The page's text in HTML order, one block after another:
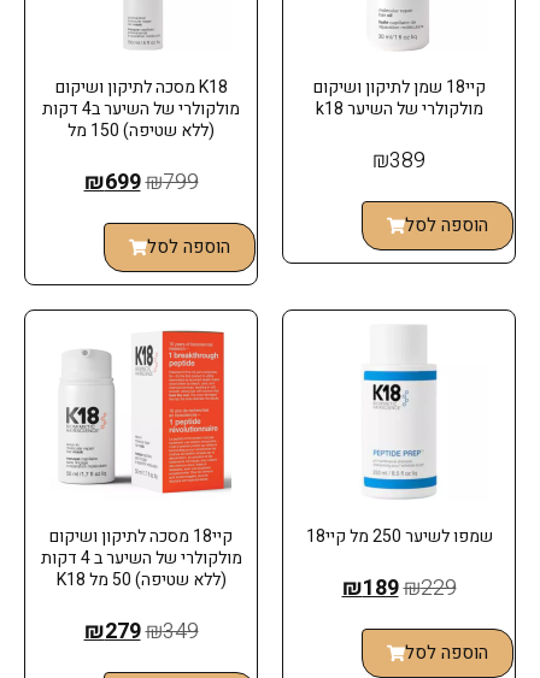
קיי18 שמן לתיקון ושיקום
מולקולרי של השיער k18
₪389
הוספה לסל
K18 מסכה לתיקון ושיקום
מולקולרי של השיער ב4 דקות
(ללא שטיפה) 150 מל
₪799
₪699
הוספה לסל
שמפו לשיער 250 מל קיי18
₪229
₪189
הוספה לסל
קיי18 מסכה לתיקון ושיקום
מולקולרי של השיער ב 4 דקות
(ללא שטיפה) 50 מל K18
₪349
₪279